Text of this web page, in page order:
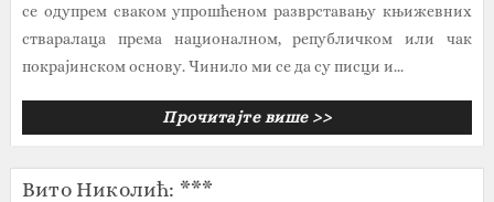
се одупрем сваком упрошћеном разврставању књижевних
стваралаца према националном, републичком или чак
покрајинском основу. Чинило ми се да су писци и...
Прочитајте више >>
Вито Николић: ***